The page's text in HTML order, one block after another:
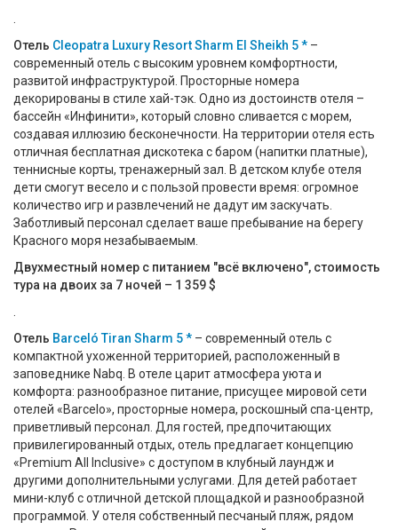
Отель Cleopatra Luxury Resort Sharm El Sheikh 5 * –
современный отель с высоким уровнем комфортности,
развитой инфраструктурой. Просторные номера
декорированы в стиле хай-тэк. Одно из достоинств отеля –
бассейн «Инфинити», который словно сливается с морем,
создавая иллюзию бесконечности. На территории отеля есть
отличная бесплатная дискотека с баром (напитки платные),
теннисные корты, тренажерный зал. В детском клубе отеля
дети смогут весело и с пользой провести время: огромное
количество игр и развлечений не дадут им заскучать.
Заботливый персонал сделает ваше пребывание на берегу
Красного моря незабываемым.
Двухместный номер с питанием "всё включено", стоимость
тура на двоих за 7 ночей – 1 359 $
Отель Barceló Tiran Sharm 5 * – современный отель с
компактной ухоженной территорией, расположенный в
заповеднике Nabq. В отеле царит атмосфера уюта и
комфорта: разнообразное питание, присущее мировой сети
отелей «Barcelo», просторные номера, роскошный спа-центр,
приветливый персонал. Для гостей, предпочитающих
привилегированный отдых, отель предлагает концепцию
«Premium All Inclusive» с доступом в клубный лаундж и
другими дополнительными услугами. Для детей работает
мини-клуб с отличной детской площадкой и разнообразной
программой. У отеля собственный песчаный пляж, рядом